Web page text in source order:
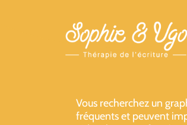
Vous recherchez un
fréquents et peuvent